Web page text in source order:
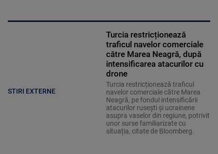
STIRI EXTERNE
Turcia restricționează
traficul navelor comerciale
către Marea Neagră, după
intensificarea atacurilor cu
drone
Turcia restricționează traficul
navelor comerciale către Marea
Neagră, pe fondul intensificării
atacurilor rusești și ucrainene
asupra vaselor din regiune, potrivit
unor surse familiarizate cu
situația, citate de Bloomberg.